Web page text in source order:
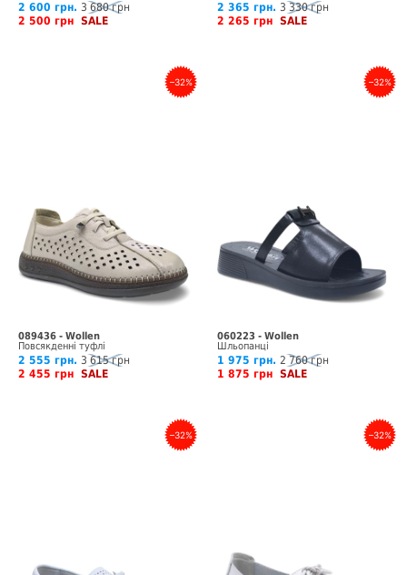
2 600 грн. 3 680 грн
2 500 грн SALE
2 365 грн. 3 330 грн
2 265 грн SALE
–32%
089436 - Wollen
Повсякденні туфлі
2 555 грн. 3 615 грн
2 455 грн SALE
–32%
060223 - Wollen
Шльопанці
1 975 грн. 2 760 грн
1 875 грн SALE
–32% –32%